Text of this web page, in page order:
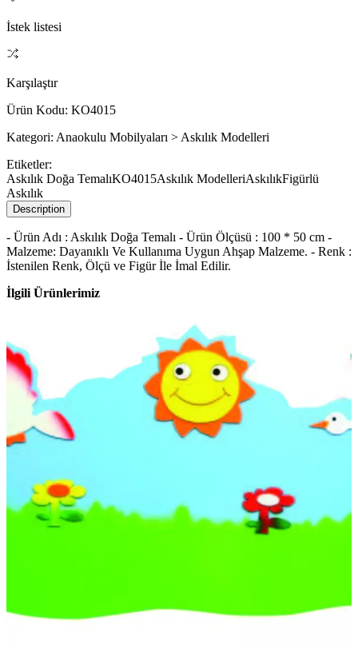
İstek listesi
Karşılaştır
Ürün Kodu: KO4015
Kategori: Anaokulu Mobilyaları > Askılık Modelleri
Etiketler:
Askılık Doğa TemalıKO4015Askılık ModelleriAskılıkFigürlü
Askılık
Description
- Ürün Adı : Askılık Doğa Temalı - Ürün Ölçüsü : 100 * 50 cm -
Malzeme: Dayanıklı Ve Kullanıma Uygun Ahşap Malzeme. - Renk :
İstenilen Renk, Ölçü ve Figür İle İmal Edilir.
İlgili Ürünlerimiz